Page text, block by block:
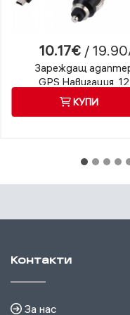
10.17€ /
Зареждащ
GPS Навигация,
КУПИ
Контакти
За нас